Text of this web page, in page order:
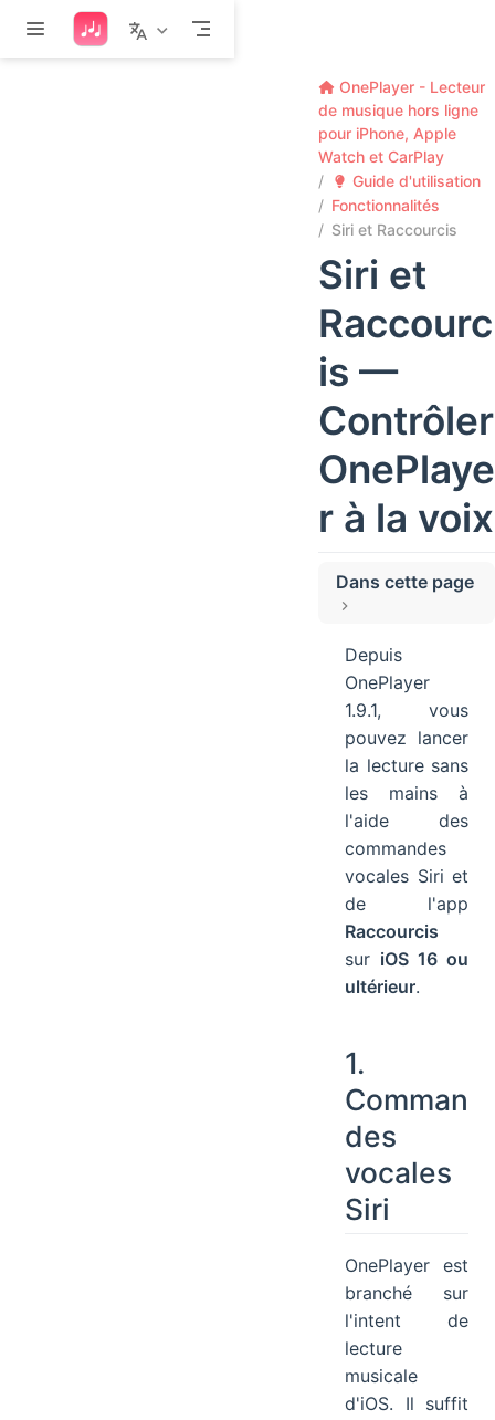
Aller au contenu principal
OnePlayer - Lecteur
de musique hors ligne
pour iPhone, Apple
Watch et CarPlay
Guide d'utilisation
Fonctionnalités
Siri et Raccourcis
Siri et
Raccourc
is —
Contrôler
OnePlaye
r à la voix
Dans cette page
2. Raccourcis
Tutoriel vidéo
Depuis
OnePlayer
1.9.1, vous
pouvez lancer
la lecture sans
les mains à
l'aide des
commandes
vocales Siri et
de l'app
Raccourcis
sur iOS 16 ou
ultérieur.
1.
Comman
des
vocales
Siri
OnePlayer est
branché sur
l'intent de
lecture
musicale
d'iOS. Il suffit